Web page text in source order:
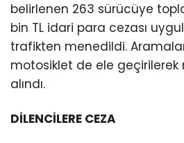
belirlenen 263 sürücüye
bin TL idari para cezası
trafikten menedildi.
motosiklet de ele geçirilerek
alındı.
DİLENCİLERE CEZA